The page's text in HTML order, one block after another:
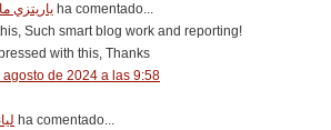
ياريتزي ha comentado...
this, Such smart blog work and reporting!
with this, Thanks
agosto de 2024 a las 9:58
ha comentado...